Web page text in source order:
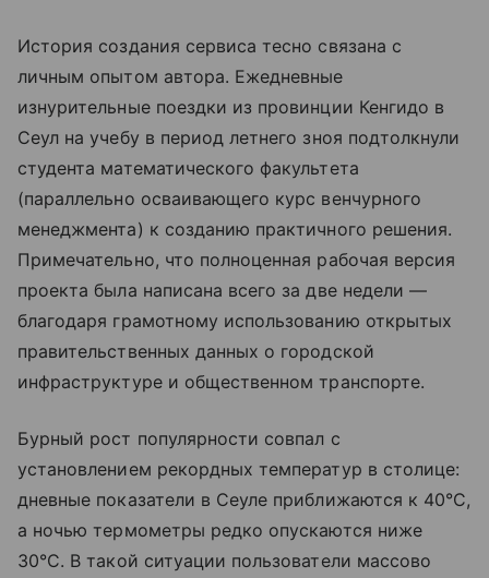
История создания сервиса тесно связана с
личным опытом автора. Ежедневные
изнурительные поездки из провинции Кенгидо в
Сеул на учебу в период летнего зноя подтолкнули
студента математического факультета
(параллельно осваивающего курс венчурного
менеджмента) к созданию практичного решения.
Примечательно, что полноценная рабочая версия
проекта была написана всего за две недели —
благодаря грамотному использованию открытых
правительственных данных о городской
инфраструктуре и общественном транспорте.
Бурный рост популярности совпал с
установлением рекордных температур в столице:
дневные показатели в Сеуле приближаются к 40°C,
а ночью термометры редко опускаются ниже
30°C. В такой ситуации пользователи массово